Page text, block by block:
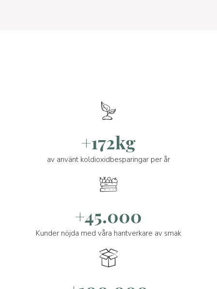
+172kg
av använt koldioxidbesparingar per år
+45.000
Kunder nöjda med våra hantverkare av smak